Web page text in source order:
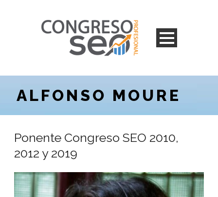
ALFONSO MOURE
Ponente Congreso SEO 2010,
2012 y 2019